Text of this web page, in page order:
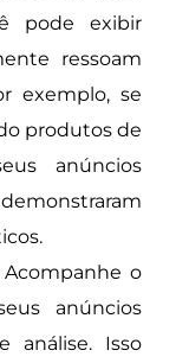
pode exibir
ressoam
exemplo, se
produtos de
anúncios
Acompanhe o
anúncios
análise. Isso